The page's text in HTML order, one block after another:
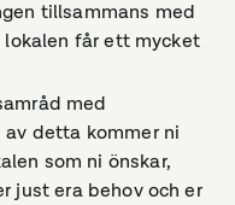
tillsammans med
får ett mycket
med
detta kommer ni
som ni önskar,
just era behov och er